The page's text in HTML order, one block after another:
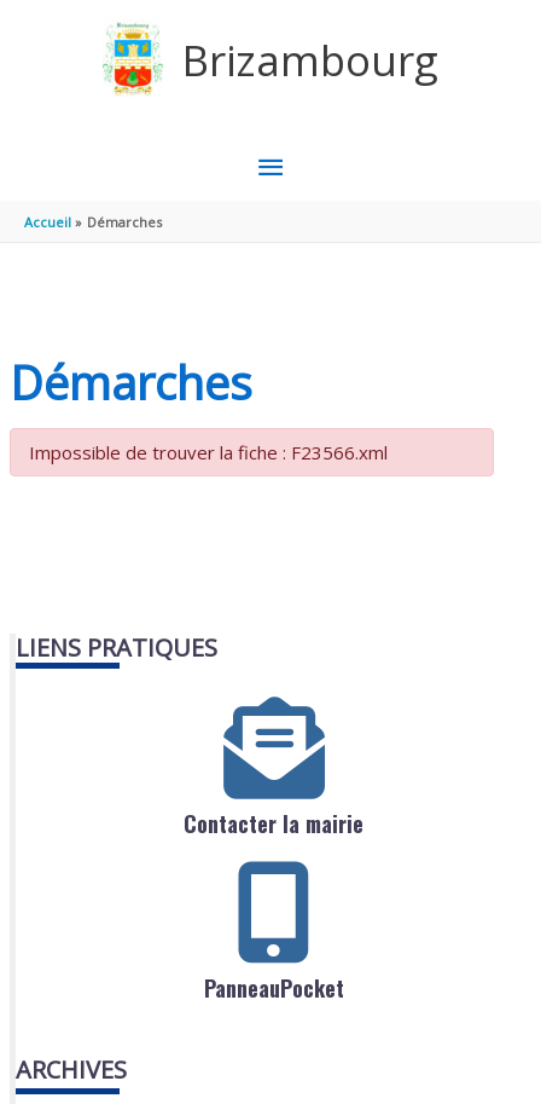
Brizambourg
MENU
Accueil Démarches
Démarches
Impossible de trouver la fiche : F23566.xml
LIENS PRATIQUES
Contacter la mairie
PanneauPocket
ARCHIVES